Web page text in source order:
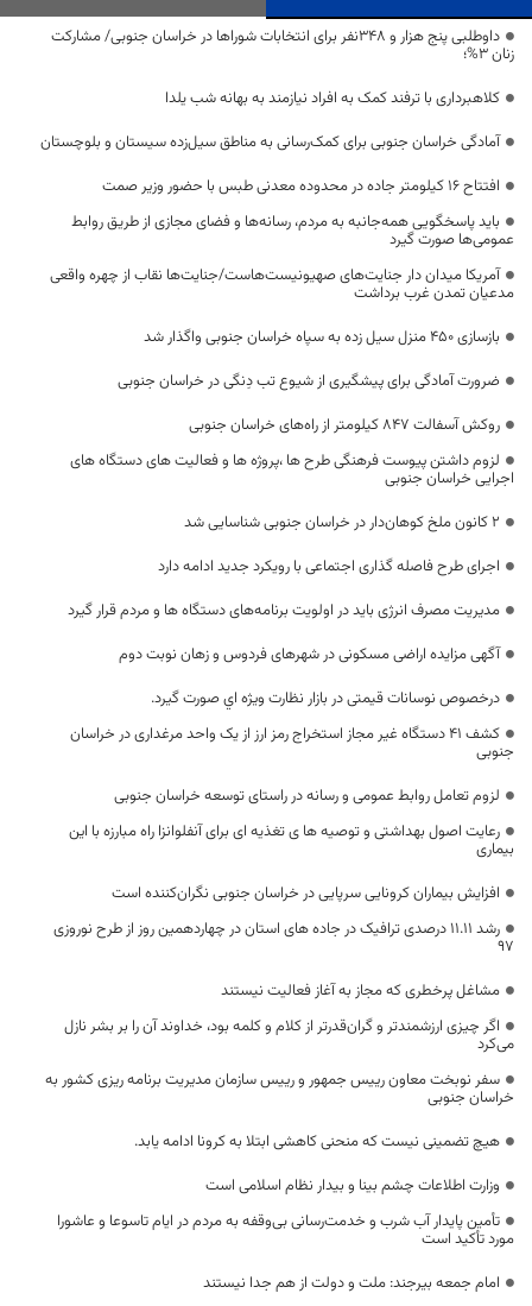
داوطلبی پنج هزار و 348نفر برای انتخابات شوراها در خراسان جنوبی/ مشارکت
زنان 3%؛
کلاهبرداری با ترفند کمک به افراد نیازمند به بهانه شب یلدا
آمادگی خراسان جنوبی برای کمک‌رسانی به مناطق سیل‌زده سیستان و بلوچستان
افتتاح ۱۶ کیلومتر جاده در محدوده معدنی طبس با حضور وزیر صمت
باید پاسخگویی همه‌جانبه به مردم، رسانه‌ها و فضای مجازی از طریق روابط
عمومی‌ها صورت گیرد
آمریکا میدان دار جنایت‌های صهیونیست‌هاست/جنایت‌ها نقاب از چهره واقعی
مدعیان تمدن غرب برداشت
بازسازی 450 منزل سیل زده به سپاه خراسان جنوبی واگذار شد
ضرورت آمادگی برای پیشگیری از شیوع تب دِنگی در خراسان جنوبی
روکش آسفالت ۸۴۷ کیلومتر از راه‌های خراسان جنوبی
لزوم داشتن پیوست فرهنگی طرح ها ،پروژه ها و فعالیت های دستگاه های
اجرایی خراسان جنوبی
۲ کانون ملخ کوهان‌دار در خراسان جنوبی شناسایی شد
اجرای طرح فاصله گذاری اجتماعی با رویکرد جدید ادامه دارد
مدیریت مصرف انرژی باید در اولویت برنامه‌های دستگاه ها و مردم قرار گیرد
آگهی مزایده اراضی مسکونی در شهرهای فردوس و زهان نوبت دوم
درخصوص نوسانات قیمتی در بازار نظارت ویژه اي صورت گيرد.
کشف ۴۱ دستگاه غیر مجاز استخراج رمز ارز از یک واحد مرغداری در خراسان
جنوبی
لزوم تعامل روابط عمومی و رسانه در راستای توسعه خراسان جنوبی
رعایت اصول بهداشتی و توصیه ها ی تغذیه ای برای آنفلوانزا راه مبارزه با این
بیماری
افزایش بیماران کرونایی سرپایی در خراسان جنوبی نگران‌کننده است
رشد 11.11 درصدی ترافیک در جاده های استان در چهاردهمین روز از طرح نوروزی
97
مشاغل پرخطری که مجاز به آغاز فعالیت نیستند
اگر چیزی ارزشمندتر و گران‌قدرتر از کلام و کلمه بود، خداوند آن را بر بشر نازل
می‌کرد
سفر نوبخت معاون رییس جمهور و رییس سازمان مدیریت برنامه ریزی کشور به
خراسان جنوبی
هیچ تضمینی نیست که منحنی کاهشی ابتلا به کرونا ادامه یابد.
وزارت اطلاعات چشم بینا و بیدار نظام اسلامی است
تأمین پایدار آب شرب و خدمت‌رسانی بی‌وقفه به مردم در ایام تاسوعا و عاشورا
مورد تأکید است
امام جمعه بیرجند: ملت و دولت از هم جدا نیستند